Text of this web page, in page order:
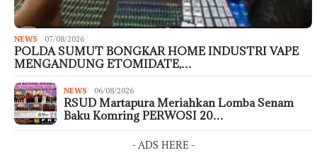
NEWS 07/08/2026
POLDA SUMUT BONGKAR HOME INDUSTRI VAPE
MENGANDUNG ETOMIDATE,…
NEWS 06/08/2026
RSUD Martapura Meriahkan Lomba Senam
Baku Komring PERWOSI 20…
- ADS HERE -